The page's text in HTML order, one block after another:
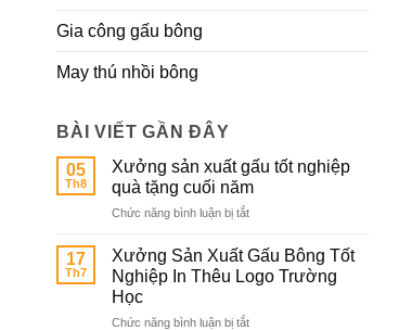
Gia công gấu bông
May thú nhồi bông
BÀI VIẾT GẦN ĐÂY
05
Th8
Xưởng sản xuất gấu tốt nghiệp
quà tặng cuối năm
Chức năng bình luận bị tắtở
sản
gấu
nghiệp
17
Th7
Xưởng Sản Xuất Gấu Bông Tốt
Nghiệp In Thêu Logo Trường
Học
Chức năng bình luận bị tắtở